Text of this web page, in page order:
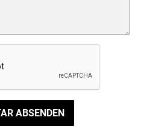
ABSENDEN